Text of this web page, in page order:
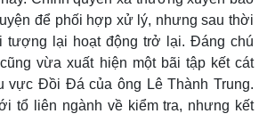
Ảnh
E-Magazine
Infographic
để phối hợp xử lý, nhưng sau thời
tượng lại hoạt động trở lại. Đáng chú
vừa xuất hiện một bãi tập kết cát
vực Đồi Đá của ông Lê Thành Trung.
tổ liên ngành về kiểm tra, nhưng kết